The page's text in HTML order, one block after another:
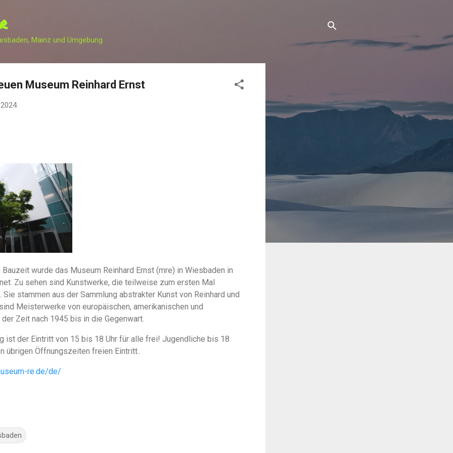
Mainz und Umgebung
Museum Reinhard Ernst
wurde das Museum Reinhard Ernst (mre) in Wiesbaden in
Zu sehen sind Kunstwerke, die teilweise zum ersten Mal
stammen aus der Sammlung abstrakter Kunst von Reinhard und
Meisterwerke von europäischen, amerikanischen und
Zeit nach 1945 bis in die Gegenwart.
ist der Eintritt von 15 bis 18 Uhr für alle frei! Jugendliche bis 18
übrigen Öffnungszeiten freien Eintritt..
re.de/de/